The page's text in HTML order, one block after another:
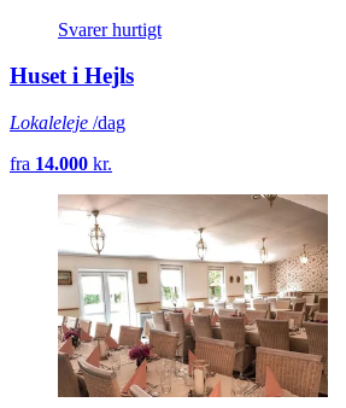
Svarer hurtigt
Huset i Hejls
Lokaleleje /dag
fra 14.000 kr.